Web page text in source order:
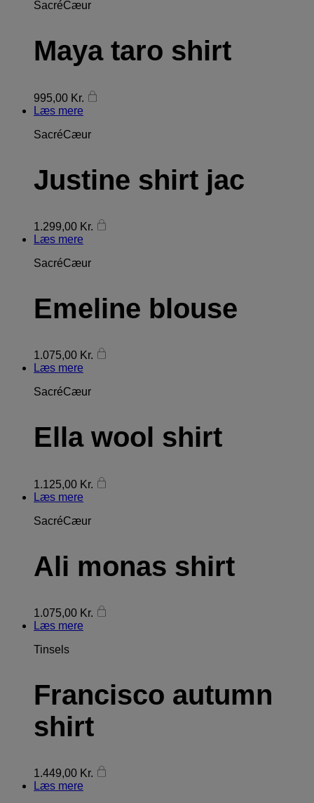
SacréCæur
Maya taro shirt
995,00 Kr.
Læs mere
SacréCæur
Justine shirt jac
1.299,00 Kr.
Læs mere
SacréCæur
Emeline blouse
1.075,00 Kr.
Læs mere
SacréCæur
Ella wool shirt
1.125,00 Kr.
Læs mere
SacréCæur
Ali monas shirt
1.075,00 Kr.
Læs mere
Tinsels
Francisco autumn
shirt
1.449,00 Kr.
Læs mere